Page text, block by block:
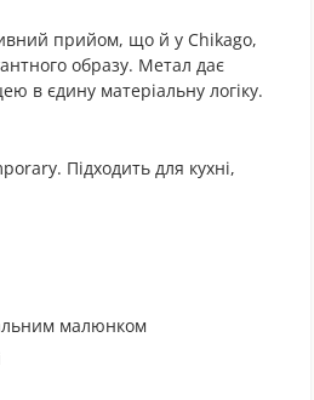
прийом, що й у Chikago,
образу. Метал дає
в єдину матеріальну логіку.
Підходить для кухні,
малюнком